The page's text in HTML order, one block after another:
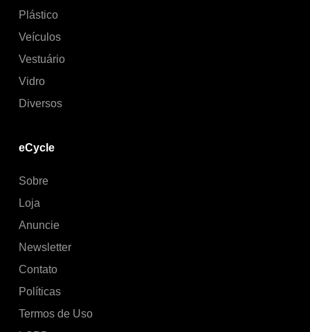
Plástico
Veículos
Vestuário
Vidro
Diversos
eCycle
Sobre
Loja
Anuncie
Newsletter
Contato
Políticas
Termos de Uso